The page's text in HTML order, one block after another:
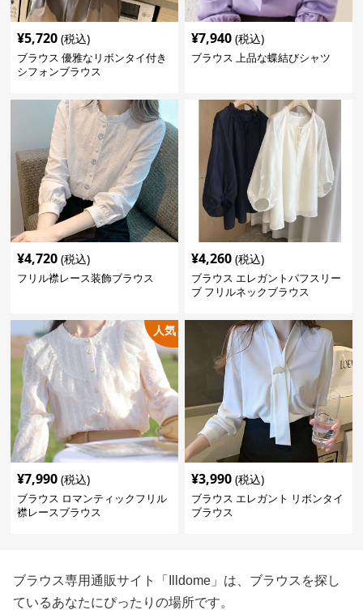
¥5,720 (税込)
ブラウス 優雅なリボンタイ付き
シフォンブラウス
¥7,940 (税込)
ブラウス 上品な蝶結びシャツ
¥4,720 (税込)
フリル襟レース装飾ブラウス
¥4,260 (税込)
ブラウス エレガントパフスリー
ブ フリルネックブラウス
人気
¥7,990 (税込)
ブラウス ロマンティックフリル
襟レースブラウス
¥3,990 (税込)
ブラウス エレガント リボンタイ
ブラウス
ブラウス専用通販サイト「Illdome」は、ブラウスを探し
ているあなたにぴったりの場所です。